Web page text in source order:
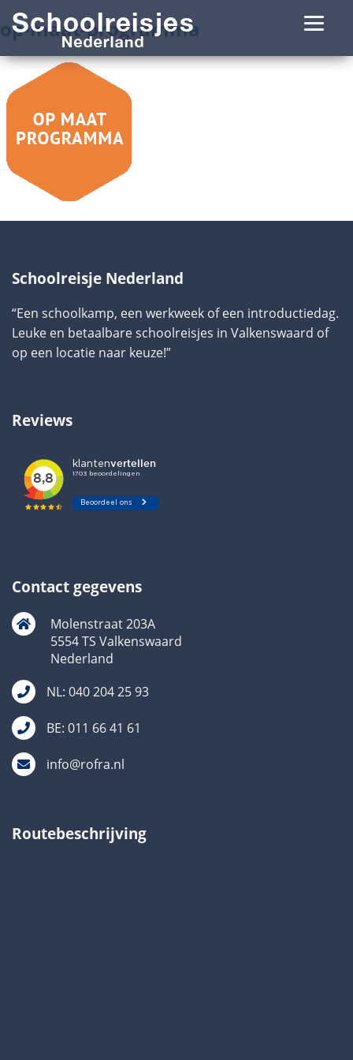
op-maat-programma
Schoolreisje Nederland
“Een schoolkamp, een werkweek of een introductiedag.
Leuke en betaalbare schoolreisjes in Valkenswaard of
op een locatie naar keuze!”
Reviews
Contact gegevens
Molenstraat 203A
5554 TS Valkenswaard
Nederland
NL: 040 204 25 93
BE: 011 66 41 61
info@rofra.nl
Routebeschrijving